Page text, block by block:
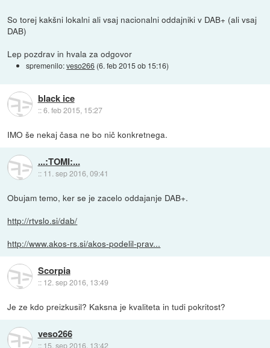
So torej kakšni lokalni ali vsaj nacionalni oddajniki v DAB+ (ali vsaj
DAB)
Lep pozdrav in hvala za odgovor
spremenilo:veso266 (6. feb 2015 ob 15:16)
black ice
::6. feb 2015, 15:27
IMO še nekaj časa ne bo nič konkretnega.
...:TOMI:...
:: 11. sep 2016, 09:41
Obujam temo, ker se je zacelo oddajanje DAB+.
http://rtvslo.si/dab/
http://www.akos-rs.si/akos-podelil-prav...
Scorpia
:: 12. sep 2016, 13:49
Je ze kdo preizkusil? Kaksna je kvaliteta in tudi pokritost?
veso266
:: 15. sep 2016, 13:42